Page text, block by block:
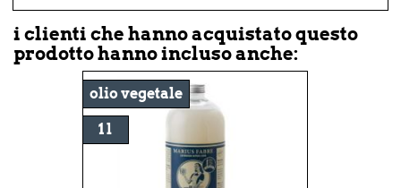
i clienti che hanno acquistato questo
prodotto hanno incluso anche:
olio vegetale
1 l